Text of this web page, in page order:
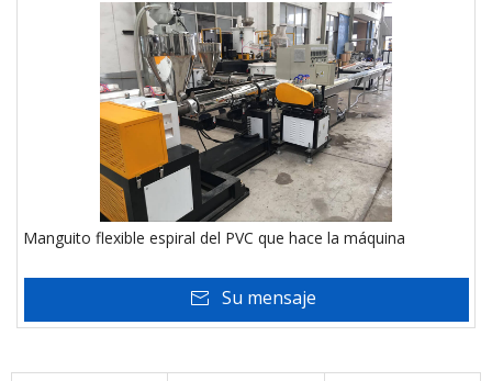
Manguito flexible espiral del PVC que hace la máquina
Su mensaje